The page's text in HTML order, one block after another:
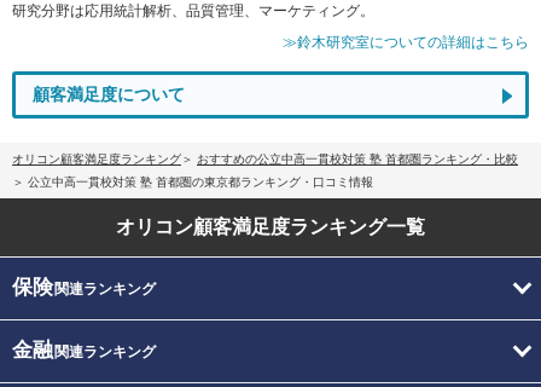
研究分野は応用統計解析、品質管理、マーケティング。
≫鈴木研究室についての詳細はこちら
顧客満足度について
オリコン顧客満足度ランキング
おすすめの公立中高一貫校対策 塾 首都圏ランキング・比較
公立中高一貫校対策 塾 首都圏の東京都ランキング・口コミ情報
オリコン顧客満足度ランキング一覧
保険関連ランキング
金融関連ランキング